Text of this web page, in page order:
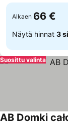
Alkaen 66 €
Näytä hinnat 3
Suosittu valinta
AB Domki